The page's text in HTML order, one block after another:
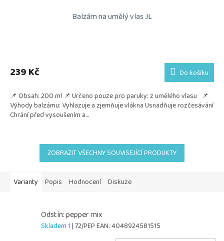
Balzám na umělý vlas JL
239 Kč Do košíku
📌 Obsah: 200 ml 📌 Určeno pouze pro paruky: z umělého vlasu 📌
Výhody balzámu: Vyhlazuje a zjemňuje vlákna Usnadňuje rozčesávání
Chrání před vysoušením a...
ZOBRAZIT VŠECHNY SOUVISEJÍCÍ PRODUKTY
Varianty Popis Hodnocení Diskuze
Odstín: pepper mix
Skladem 1| 72/PEPEAN:4048924581515